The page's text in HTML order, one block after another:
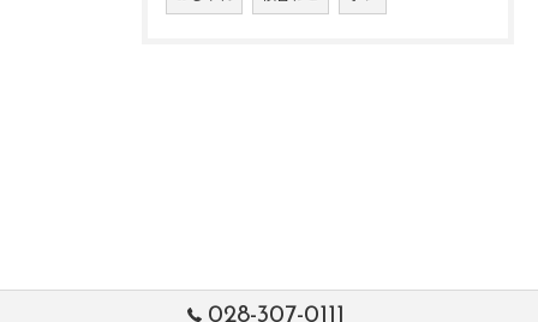
028-307-0111